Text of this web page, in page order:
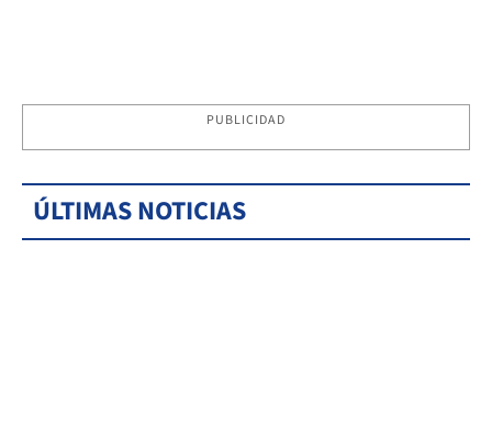
PUBLICIDAD
ÚLTIMAS NOTICIAS